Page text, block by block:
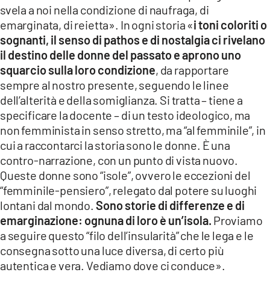
svela a noi nella condizione di naufraga, di
emarginata, di reietta». In ogni storia «i toni coloriti o
sognanti, il senso di pathos e di nostalgia ci rivelano
il destino delle donne del passato e aprono uno
squarcio sulla loro condizione, da rapportare
sempre al nostro presente, seguendo le linee
dell’alterità e della somiglianza. Si tratta – tiene a
specificare la docente – di un testo ideologico, ma
non femminista in senso stretto, ma “al femminile”, in
cui a raccontarci la storia sono le donne. È una
contro-narrazione, con un punto di vista nuovo.
Queste donne sono “isole”, ovvero le eccezioni del
“femminile-pensiero”, relegato dal potere su luoghi
lontani dal mondo. Sono storie di differenze e di
emarginazione: ognuna di loro è un’isola. Proviamo
a seguire questo “filo dell’insularità” che le lega e le
consegna sotto una luce diversa, di certo più
autentica e vera. Vediamo dove ci conduce».